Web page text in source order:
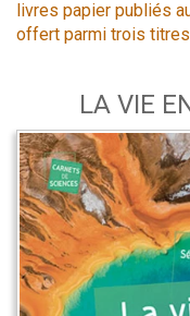
livres papier publiés
offert parmi trois
LA VIE